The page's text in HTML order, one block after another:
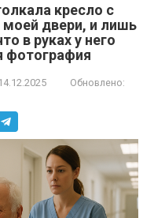
кресло с
двери, и лишь
в руках у него
фотография
Обновлено: